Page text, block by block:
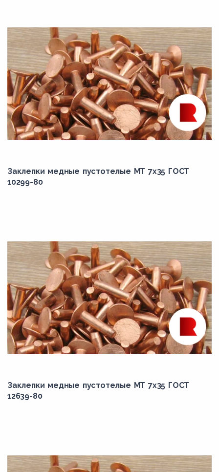
Заклепки медные пустотелые МТ 7х35 ГОСТ
10299-80
Заклепки медные пустотелые МТ 7х35 ГОСТ
12639-80